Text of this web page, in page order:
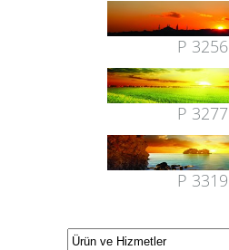
P 3256
P 3277
P 3319